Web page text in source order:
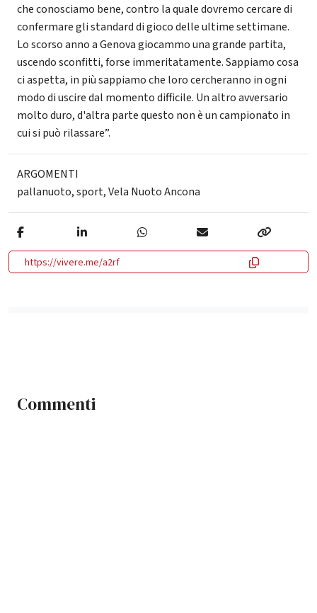
che conosciamo bene, contro la quale dovremo cercare di
confermare gli standard di gioco delle ultime settimane.
Lo scorso anno a Genova giocammo una grande partita,
uscendo sconfitti, forse immeritatamente. Sappiamo cosa
ci aspetta, in più sappiamo che loro cercheranno in ogni
modo di uscire dal momento difficile. Un altro avversario
molto duro, d'altra parte questo non è un campionato in
cui si può rilassare”.
ARGOMENTI
pallanuoto,sport,Vela Nuoto Ancona
https://vivere.me/a2rf
Commenti